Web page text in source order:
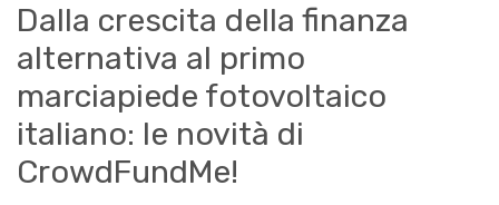
Dalla crescita della finanza
alternativa al primo
marciapiede fotovoltaico
italiano: le novità di
CrowdFundMe!